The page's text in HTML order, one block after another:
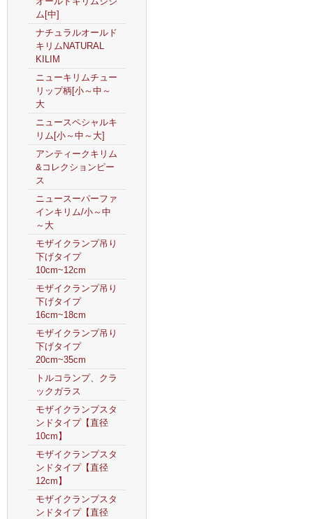
ム[中]
ナチュラルオールド
キリムNATURAL
KILIM
ニューキリムチュー
リップ柄[小～中～
大
ニュースペシャルキ
リム[小～中～大]
アンティークキリム
&コレクションピー
ス
ニュースーパーファ
インキリム/小～中
～大
モザイクランプ吊り
下げタイプ
10cm~12cm
モザイクランプ吊り
下げタイプ
16cm~18cm
モザイクランプ吊り
下げタイプ
20cm~35cm
トルコランプ、クラ
ックガラス
モザイクランプスタ
ンドタイプ【直径
10cm】
モザイクランプスタ
ンドタイプ【直径
12cm】
モザイクランプスタ
ンドタイプ【直径